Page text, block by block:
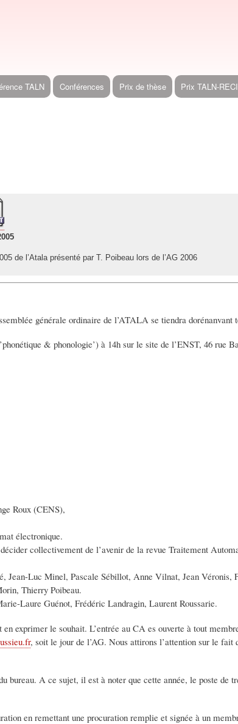
TALN Conférences Prix de thèse Prix TALN-
de l’Atala présenté par T. Poibeau lors de l’AG 2006
générale ordinaire de l’ATALA se tiendra dorénanvant
& phonologie’) à 14h sur le site de l’ENST, 46 rue
Roux (CENS),
électronique.
collectivement de l’avenir de la revue Traitement
Jean-Luc Minel, Pascale Sébillot, Anne Vilnat, Jean Véronis,
Thierry Poibeau.
Laure Guénot, Frédéric Landragin, Laurent Roussarie.
exprimer le souhait. L’entrée au CA es ouverte à tout
, soit le jour de l’AG. Nous attirons l’attention sur le
bureau. A ce sujet, il est à noter que cette année, le poste de
en remettant une procuration remplie et signée à un